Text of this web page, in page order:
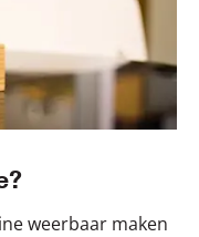
weerbaar maken